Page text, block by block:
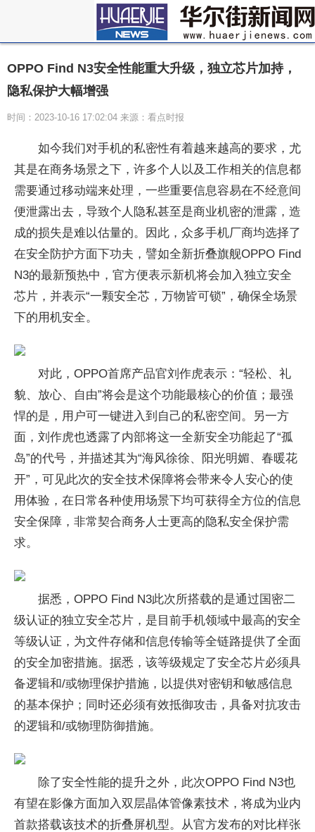
OPPO Find N3安全性能重大升级，独立芯片加持，
隐私保护大幅增强
时间：2023-10-16 17:02:04 来源：看点时报
如今我们对手机的私密性有着越来越高的要求，尤
其是在商务场景之下，许多个人以及工作相关的信息都
需要通过移动端来处理，一些重要信息容易在不经意间
便泄露出去，导致个人隐私甚至是商业机密的泄露，造
成的损失是难以估量的。因此，众多手机厂商均选择了
在安全防护方面下功夫，譬如全新折叠旗舰OPPO Find
N3的最新预热中，官方便表示新机将会加入独立安全
芯片，并表示“一颗安全芯，万物皆可锁”，确保全场景
下的用机安全。
对此，OPPO首席产品官刘作虎表示：“轻松、礼
貌、放心、自由”将会是这个功能最核心的价值；最强
悍的是，用户可一键进入到自己的私密空间。另一方
面，刘作虎也透露了内部将这一全新安全功能起了“孤
岛”的代号，并描述其为“海风徐徐、阳光明媚、春暖花
开”，可见此次的安全技术保障将会带来令人安心的使
用体验，在日常各种使用场景下均可获得全方位的信息
安全保障，非常契合商务人士更高的隐私安全保护需
求。
据悉，OPPO Find N3此次所搭载的是通过国密二
级认证的独立安全芯片，是目前手机领域中最高的安全
等级认证，为文件存储和信息传输等全链路提供了全面
的安全加密措施。据悉，该等级规定了安全芯片必须具
备逻辑和/或物理保护措施，以提供对密钥和敏感信息
的基本保护；同时还必须有效抵御攻击，具备对抗攻击
的逻辑和/或物理防御措施。
除了安全性能的提升之外，此次OPPO Find N3也
有望在影像方面加入双层晶体管像素技术，将成为业内
首款搭载该技术的折叠屏机型。从官方发布的对比样张